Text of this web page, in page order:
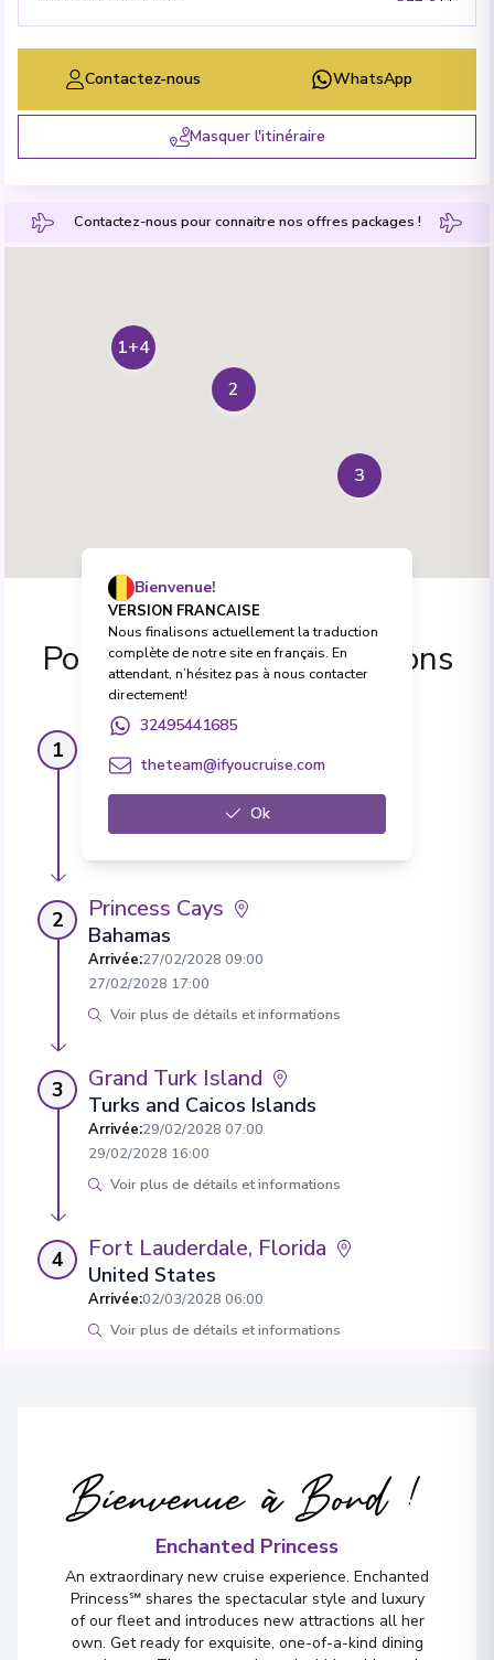
Contactez-nous WhatsApp
Masquer l'itinéraire
Contactez-nous pour connaitre nos offres packages !
1+4
2
3
Ports d'escale et excursions
1 Fort Lauderdale, Florida
United States
2 Princess Cays
Bahamas
Arrivée:27/02/2028 09:00
27/02/2028 17:00
Voir plus de détails et informations
3 Grand Turk Island
Turks and Caicos Islands
Arrivée:29/02/2028 07:00
29/02/2028 16:00
Voir plus de détails et informations
4 Fort Lauderdale, Florida
United States
Arrivée:02/03/2028 06:00
Voir plus de détails et informations
Bienvenue à Bord !
Enchanted Princess
An extraordinary new cruise experience. Enchanted
Princess℠ shares the spectacular style and luxury
of our fleet and introduces new attractions all her
own. Get ready for exquisite, one-of-a-kind dining
Bienvenue!
VERSION FRANCAISE
Nous finalisons actuellement la traduction
complète de notre site en français. En
attendant, n’hésitez pas à nous contacter
directement!
32495441685
theteam@ifyoucruise.com
Ok